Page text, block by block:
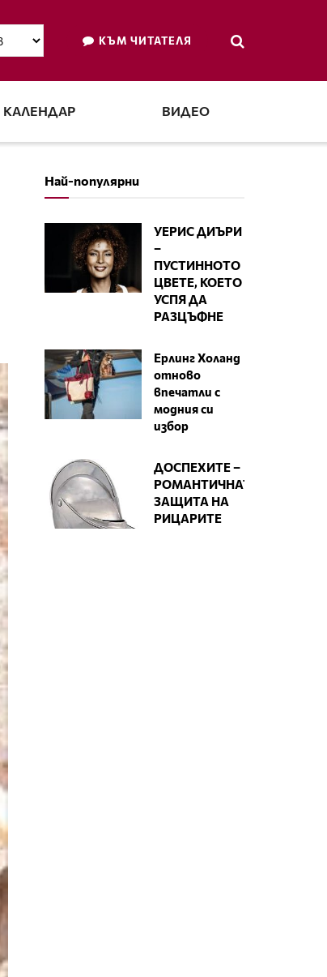
КЪМ ЧИТАТЕЛЯ
КАЛЕНДАР ВИДЕО
Най-популярни
УЕРИС ДИЪРИ
–
ПУСТИННОТО
ЦВЕТЕ, КОЕТО
УСПЯ ДА
РАЗЦЪФНЕ
Ерлинг Холанд
отново
впечатли с
модния си
избор
ДОСПЕХИТЕ –
РОМАНТИЧНАТА
ЗАЩИТА НА
РИЦАРИТЕ